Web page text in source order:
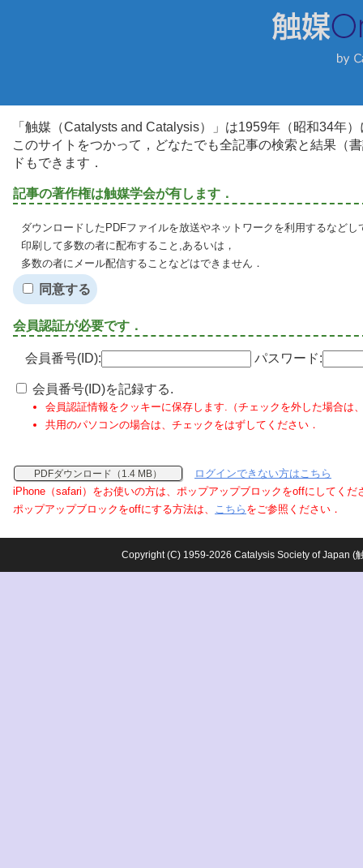
「触媒（Catalysts and Catalysis）」は1959年（昭和34年
このサイトをつかって，どなたでも全記事の検索と結果（
ドもできます．
記事の著作権は触媒学会が有します．
ダウンロードしたPDFファイルを放送やネットワークを利用するなど
印刷して多数の者に配布すること,あるいは，
多数の者にメール配信することなどはできません．
同意する
会員認証が必要です．
会員番号(ID): パスワード:
会員番号(ID)を記録する.
会員認証情報をクッキーに保存します.（チェックを外した場合は
共用のパソコンの場合は、チェックをはずしてください．
PDFダウンロード（1.4 MB）
ログインできない方はこちら
iPhone（safari）をお使いの方は、ポップアップブロックをoffにしてくだ
ポップアップブロックをoffにする方法は、 こちら をご参照ください．
Copyright (C) 1959-2026 Catalysis Society of Japan (